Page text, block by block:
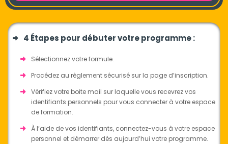
4 Étapes pour débuter votre programme :
Sélectionnez votre formule.
Procédez au règlement sécurisé sur la page d’inscription.
Vérifiez votre boite mail sur laquelle vous recevrez vos
identifiants personnels pour vous connecter à votre espace
de formation.
À l’aide de vos identifiants, connectez-vous à votre espace
personnel et démarrer dès aujourd’hui votre programme.